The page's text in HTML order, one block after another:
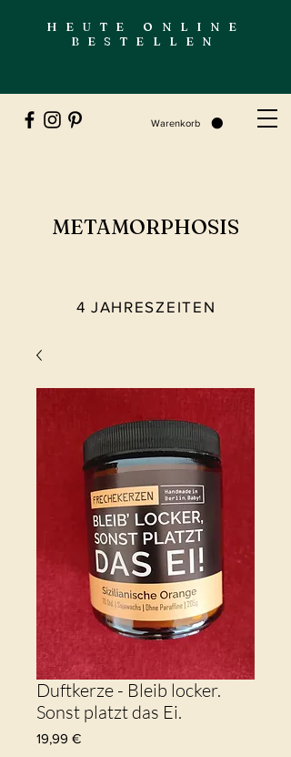
HEUTE ONLINE
BESTELLEN
Warenkorb
METAMORPHOSIS
4 JAHRESZEITEN
Duftkerze - Bleib locker.
Sonst platzt das Ei.
19,99 €Preis